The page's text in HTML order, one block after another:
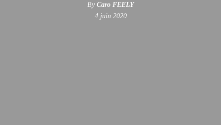
By Caro FEELY
4 juin 2020